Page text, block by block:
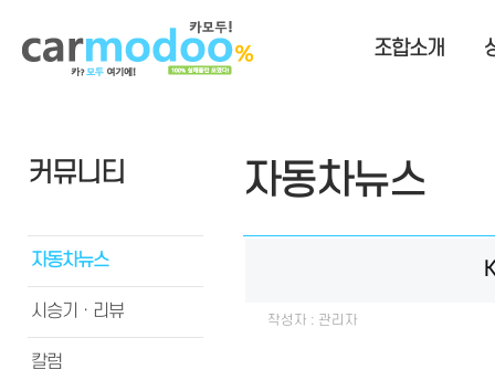
조합소개
커뮤니티
자동차뉴스
시승기ㆍ리뷰
칼럼
자동차뉴스
작성자 : 관리자